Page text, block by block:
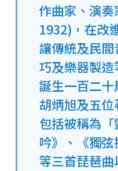
作曲家、演
1932)，在改
讓傳統及民
巧及樂器製
誕生一百二
胡炳旭及五位
包括被稱為
吟》、《獨弦
等三首琵琶曲